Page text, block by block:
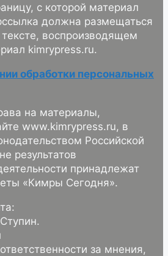
с которой материал
должна размещаться
воспроизводящем
kimrypress.ru.
обработки персональных
на материалы,
www.kimrypress.ru, в
Российской
результатов
принадлежат
«Кимры Сегодня».
за мнения,